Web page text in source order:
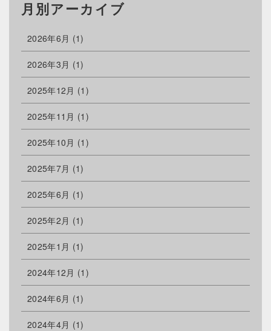
月別アーカイブ
2026年6月 (1)
2026年3月 (1)
2025年12月 (1)
2025年11月 (1)
2025年10月 (1)
2025年7月 (1)
2025年6月 (1)
2025年2月 (1)
2025年1月 (1)
2024年12月 (1)
2024年6月 (1)
2024年4月 (1)